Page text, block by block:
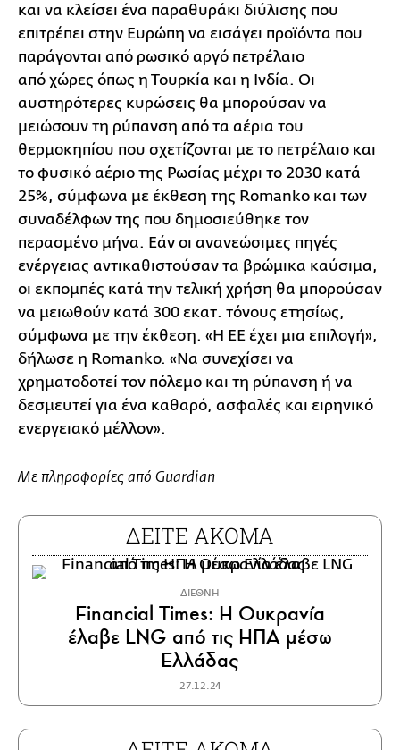
και να κλείσει ένα παραθυράκι διύλισης που
επιτρέπει στην Ευρώπη να εισάγει προϊόντα που
παράγονται από ρωσικό αργό πετρέλαιο
από χώρες όπως η Τουρκία και η Ινδία. Οι
αυστηρότερες κυρώσεις θα μπορούσαν να
μειώσουν τη ρύπανση από τα αέρια του
θερμοκηπίου που σχετίζονται με το πετρέλαιο και
το φυσικό αέριο της Ρωσίας μέχρι το 2030 κατά
25%, σύμφωνα με έκθεση της Romanko και των
συναδέλφων της που δημοσιεύθηκε τον
περασμένο μήνα. Εάν οι ανανεώσιμες πηγές
ενέργειας αντικαθιστούσαν τα βρώμικα καύσιμα,
οι εκπομπές κατά την τελική χρήση θα μπορούσαν
να μειωθούν κατά 300 εκατ. τόνους ετησίως,
σύμφωνα με την έκθεση. «Η ΕΕ έχει μια επιλογή»,
δήλωσε η Romanko. «Να συνεχίσει να
χρηματοδοτεί τον πόλεμο και τη ρύπανση ή να
δεσμευτεί για ένα καθαρό, ασφαλές και ειρηνικό
ενεργειακό μέλλον».
Με πληροφορίες από Guardian
ΔΕΙΤΕ ΑΚΟΜΑ
ΔΙΕΘΝΗ
Financial Times: Η Ουκρανία
έλαβε LNG από τις ΗΠΑ μέσω
Ελλάδας
27.12.24